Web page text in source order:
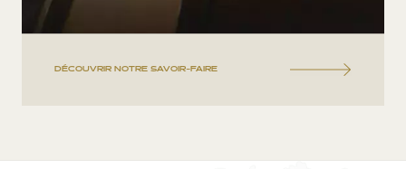
DÉCOUVRIR NOTRE SAVOIR-FAIRE